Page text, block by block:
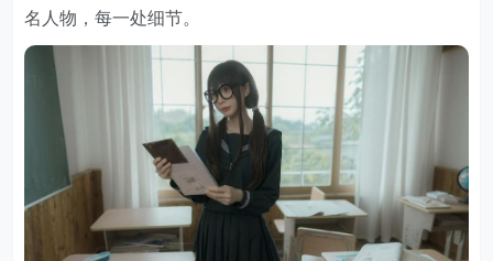
名人物，每一处细节。